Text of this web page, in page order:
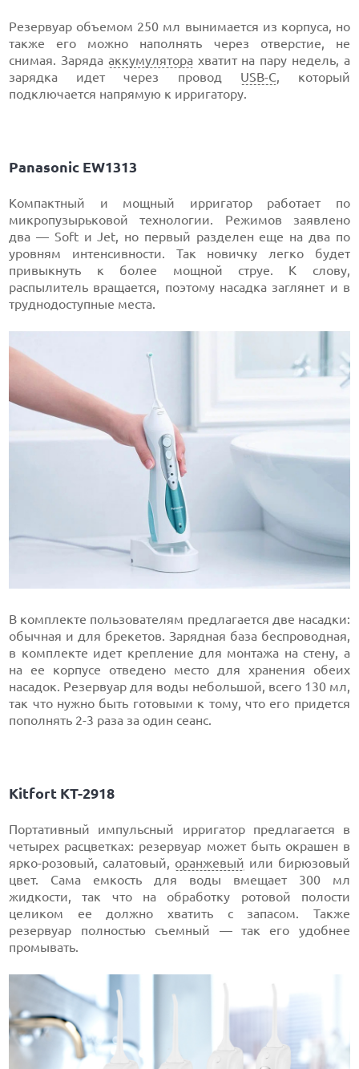
Резервуар объемом 250 мл вынимается из корпуса, но
также его можно наполнять через отверстие, не
снимая. Заряда аккумуляторахватит на пару недель, а
зарядка идет через провод USB-C, который
подключается напрямую к ирригатору.
Panasonic EW1313
Компактный и мощный ирригатор работает по
микропузырьковой технологии. Режимов заявлено
два — Soft и Jet, но первый разделен еще на два по
уровням интенсивности. Так новичку легко будет
привыкнуть к более мощной струе. К слову,
распылитель вращается, поэтому насадка заглянет и в
труднодоступные места.
В комплекте пользователям предлагается две насадки:
обычная и для брекетов. Зарядная база беспроводная,
в комплекте идет крепление для монтажа на стену, а
на ее корпусе отведено место для хранения обеих
насадок. Резервуар для воды небольшой, всего 130 мл,
так что нужно быть готовыми к тому, что его придется
пополнять 2-3 раза за один сеанс.
Kitfort КТ-2918
Портативный импульсный ирригатор предлагается в
четырех расцветках: резервуар может быть окрашен в
ярко-розовый, салатовый, оранжевый или бирюзовый
цвет. Сама емкость для воды вмещает 300 мл
жидкости, так что на обработку ротовой полости
целиком ее должно хватить с запасом. Также
резервуар полностью съемный — так его удобнее
промывать.